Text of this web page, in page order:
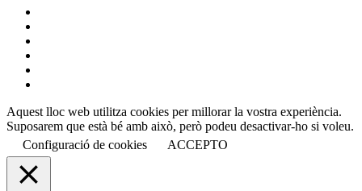
Aquest lloc web utilitza cookies per millorar la vostra experiència.
Suposarem que està bé amb això, però podeu desactivar-ho si voleu.
Configuració de cookies
ACCEPTO